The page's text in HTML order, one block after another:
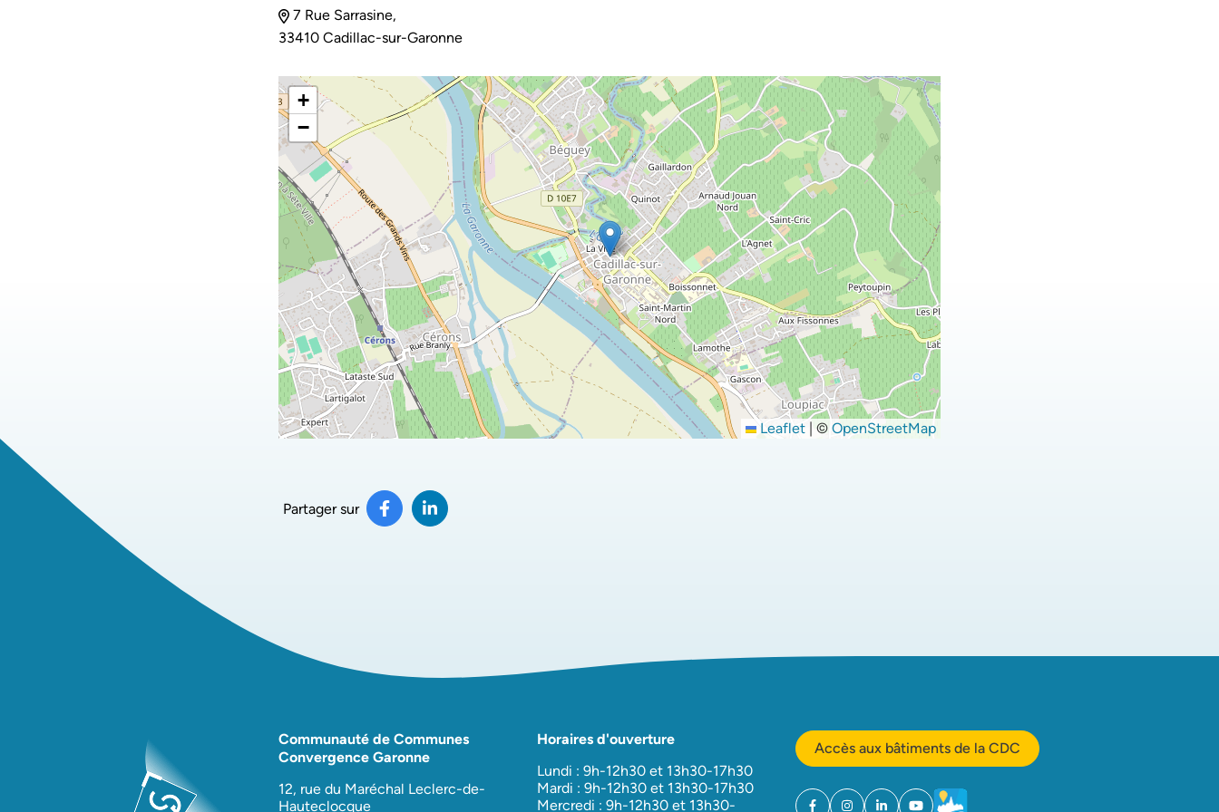
7 Rue Sarrasine,
33410 Cadillac-sur-Garonne
+
−
Leaflet | © OpenStreetMap
Partager sur Partager sur Facebook
(ouverture dans un nouvel onglet)
Partager sur LinkedIn
(ouverture dans un nouvel onglet)
Communauté de Communes
Convergence Garonne
12, rue du Maréchal Leclerc-de-
Hauteclocque
Horaires d'ouverture
Lundi : 9h-12h30 et 13h30-17h30
Mardi : 9h-12h30 et 13h30-17h30
Mercredi : 9h-12h30 et 13h30-
Accès aux bâtiments de la CDC